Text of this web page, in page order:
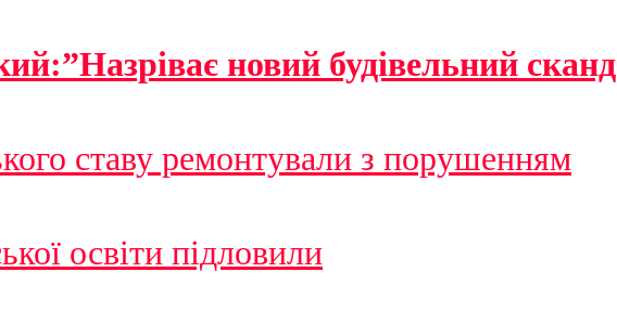
новий будівельний
ставу ремонтували з порушенням
освіти підловили